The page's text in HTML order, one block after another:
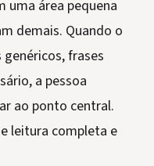
uma área pequena
demais. Quando o
frases
a pessoa
ao ponto central.
leitura completa e